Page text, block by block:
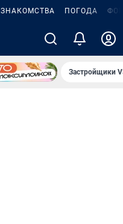
ЗНАКОМСТВА ПОГОДА
Застройщики